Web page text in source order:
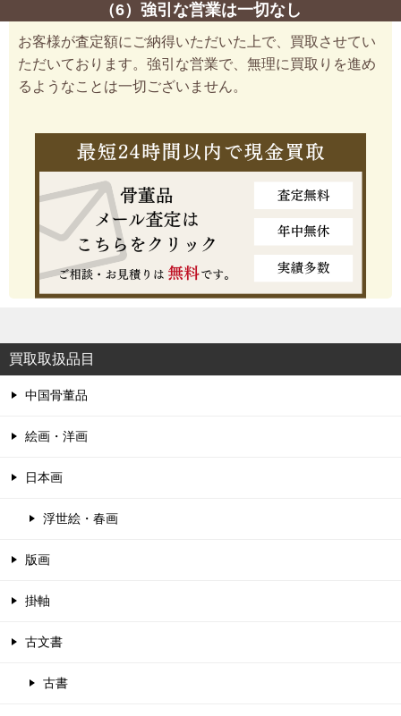
（6）強引な営業は一切なし
お客様が査定額にご納得いただいた上で、買取させてい
ただいております。強引な営業で、無理に買取りを進め
るようなことは一切ございません。
買取取扱品目
中国骨董品
絵画・洋画
日本画
浮世絵・春画
版画
掛軸
古文書
古書